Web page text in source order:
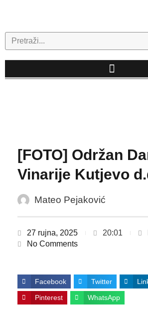
Search
[FOTO] Održan
Vinarije Kutjevo
Mateo Pejaković
27 rujna, 2025 20:01
No Comments
Facebook Twitter
Pinterest WhatsApp